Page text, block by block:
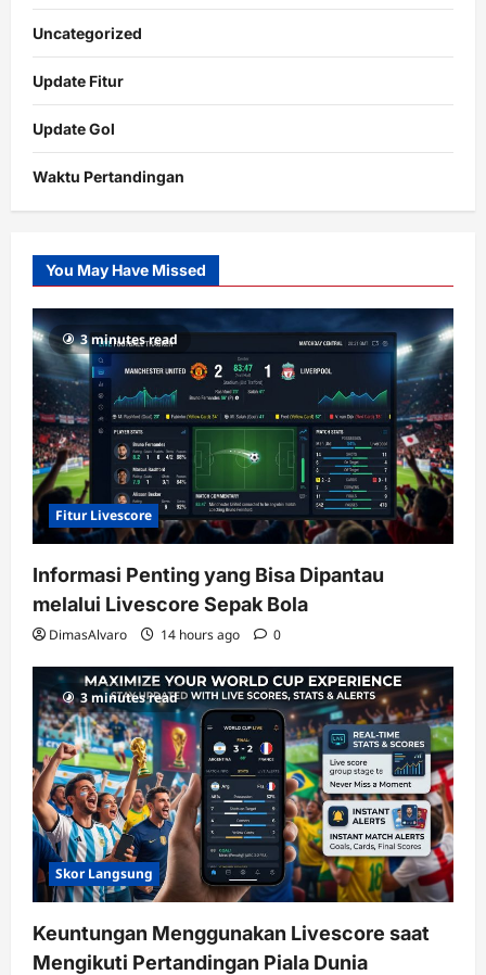
Uncategorized
Update Fitur
Update Gol
Waktu Pertandingan
Slot
Gacor
RTP
terupdate
You May Have Missed
3 minutes read
Fitur Livescore
Informasi Penting yang Bisa Dipantau
melalui Livescore Sepak Bola
DimasAlvaro 14 hours ago 0
3 minutes read
Skor Langsung
Keuntungan Menggunakan Livescore saat
Mengikuti Pertandingan Piala Dunia